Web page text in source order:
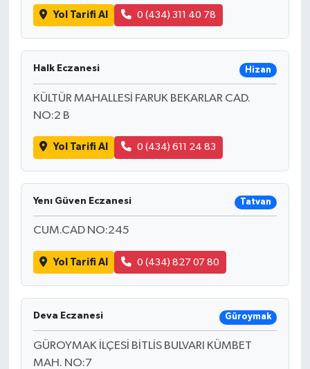
Yol Tarifi Al 0 (434) 311 40 78
Halk Eczanesi Hizan
KÜLTÜR MAHALLESİ FARUK BEKARLAR CAD.
NO:2 B
Yol Tarifi Al 0 (434) 611 24 83
Yenı Güven Eczanesi Tatvan
CUM.CAD NO:245
Yol Tarifi Al 0 (434) 827 07 80
Deva Eczanesi Güroymak
GÜROYMAK İLÇESİ BİTLİS BULVARI KÜMBET
MAH. NO:7